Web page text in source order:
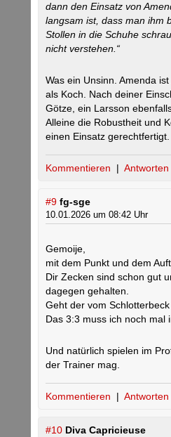
dann den Einsatz von
langsam ist, dass man ihm
Stollen in die Schuhe
nicht verstehen.“
Was ein Unsinn. Amenda
als Koch. Nach deiner
Götze, ein Larsson
Alleine die Robustheit und
einen Einsatz gerechtfertigt.
Kommentieren | Antworten
#9 fg-sge
10.01.2026 um 08:42 Uhr
Gemoije,
mit dem Punkt und dem
Dir Zecken sind schon gut
dagegen gehalten.
Geht der vom
Das 3:3 muss ich noch mal
Und natürlich spielen im
der Trainer mag.
Kommentieren | Antworten
#10 Diva Capricieuse